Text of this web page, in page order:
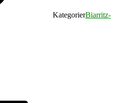
KategorierBiarritz-